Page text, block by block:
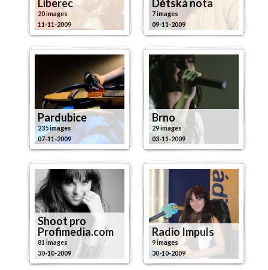
Liberec
20 images
11-11-2009
Dětská nota
7 images
09-11-2009
Pardubice
235 images
07-11-2009
Brno
29 images
03-11-2009
Shoot pro
Profimedia.com
81 images
30-10-2009
Radio Impuls
9 images
30-10-2009